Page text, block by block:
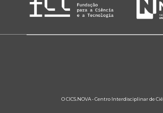
O CICS.NOVA - Centro Interdisciplinar de